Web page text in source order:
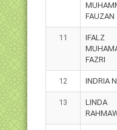
FAUZAN
11
IFALZ
FAZRI
12 INDRIA
13
LINDA